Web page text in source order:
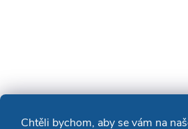
Chtěli bychom, aby se vám na